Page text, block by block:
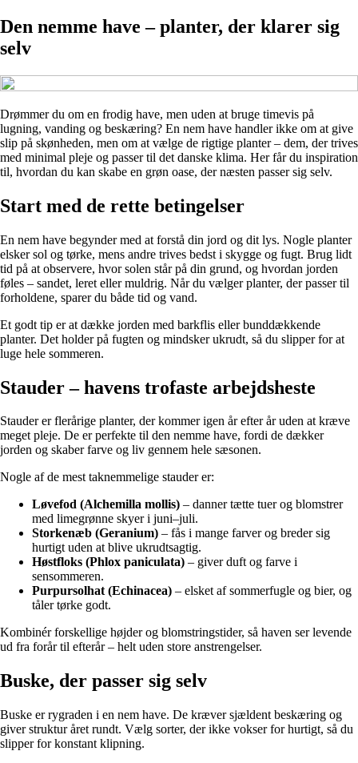
Den nemme have – planter, der klarer sig
selv
Drømmer du om en frodig have, men uden at bruge timevis på
lugning, vanding og beskæring? En nem have handler ikke om at give
slip på skønheden, men om at vælge de rigtige planter – dem, der trives
med minimal pleje og passer til det danske klima. Her får du inspiration
til, hvordan du kan skabe en grøn oase, der næsten passer sig selv.
Start med de rette betingelser
En nem have begynder med at forstå din jord og dit lys. Nogle planter
elsker sol og tørke, mens andre trives bedst i skygge og fugt. Brug lidt
tid på at observere, hvor solen står på din grund, og hvordan jorden
føles – sandet, leret eller muldrig. Når du vælger planter, der passer til
forholdene, sparer du både tid og vand.
Et godt tip er at dække jorden med barkflis eller bunddækkende
planter. Det holder på fugten og mindsker ukrudt, så du slipper for at
luge hele sommeren.
Stauder – havens trofaste arbejdsheste
Stauder er flerårige planter, der kommer igen år efter år uden at kræve
meget pleje. De er perfekte til den nemme have, fordi de dækker
jorden og skaber farve og liv gennem hele sæsonen.
Nogle af de mest taknemmelige stauder er:
Løvefod (Alchemilla mollis) – danner tætte tuer og blomstrer
med limegrønne skyer i juni–juli.
Storkenæb (Geranium) – fås i mange farver og breder sig
hurtigt uden at blive ukrudtsagtig.
Høstfloks (Phlox paniculata) – giver duft og farve i
sensommeren.
Purpursolhat (Echinacea) – elsket af sommerfugle og bier, og
tåler tørke godt.
Kombinér forskellige højder og blomstringstider, så haven ser levende
ud fra forår til efterår – helt uden store anstrengelser.
Buske, der passer sig selv
Buske er rygraden i en nem have. De kræver sjældent beskæring og
giver struktur året rundt. Vælg sorter, der ikke vokser for hurtigt, så du
slipper for konstant klipning.